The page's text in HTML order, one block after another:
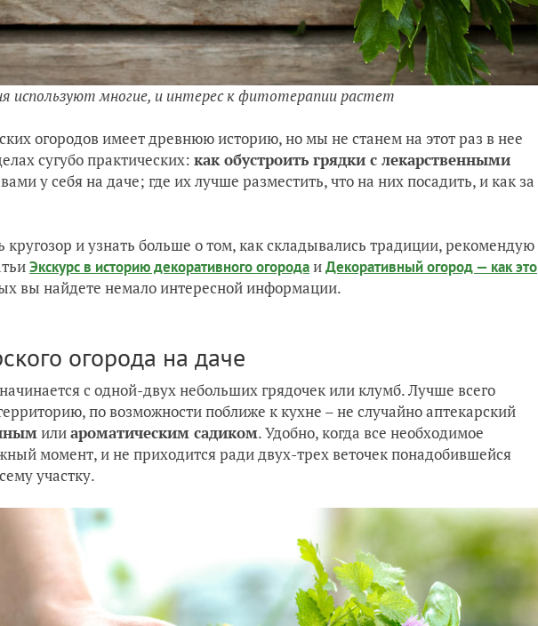
используют многие, и интерес к фитотерапии растет
огородов имеет древнюю историю, но мы не станем на этот раз в нее
сугубо практических: как обустроить грядки с лекарственными
у себя на даче; где их лучше разместить, что на них посадить, и как за
и узнать больше о том, как складывались традиции, рекомендую
Экскурс в историю декоративного огородаиДекоративный огород — как это
вы найдете немало интересной информации.
огорода на даче
с одной-двух небольших грядочек или клумб. Лучше всего
по возможности поближе к кухне – не случайно аптекарский
илиароматическим садиком. Удобно, когда все необходимое
момент, и не приходится ради двух-трех веточек понадобившейся
участку.